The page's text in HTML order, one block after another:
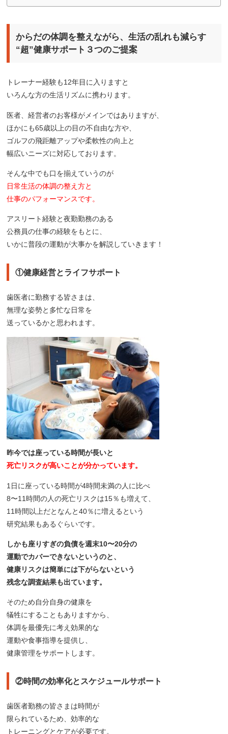
からだの体調を整えながら、生活の乱れも減らす
“超”健康サポート３つのご提案
トレーナー経験も12年目に入りますと
いろんな方の生活リズムに携わります。
医者、経営者のお客様がメインではありますが、
ほかにも65歳以上の目の不自由な方や、
ゴルフの飛距離アップや柔軟性の向上と
幅広いニーズに対応しております。
そんな中でも口を揃えていうのが
日常生活の体調の整え方と
仕事のパフォーマンスです。
アスリート経験と夜勤勤務のある
公務員の仕事の経験をもとに、
いかに普段の運動が大事かを解説していきます！
①健康経営とライフサポート
歯医者に勤務する皆さまは、
無理な姿勢と多忙な日常を
送っているかと思われます。
昨今では座っている時間が長いと
死亡リスクが高いことが分かっています。
1日に座っている時間が4時間未満の人に比べ
8〜11時間の人の死亡リスクは15％も増えて、
11時間以上だとなんと40％に増えるという
研究結果もあるぐらいです。
しかも座りすぎの負債を週末10〜20分の
運動でカバーできないというのと、
健康リスクは簡単には下がらないという
残念な調査結果も出ています。
そのため自分自身の健康を
犠牲にすることもありますから、
体調を最優先に考え効果的な
運動や食事指導を提供し、
健康管理をサポートします。
②時間の効率化とスケジュールサポート
歯医者勤務の皆さまは時間が
限られているため、効率的な
トレーニングとケアが必要です。